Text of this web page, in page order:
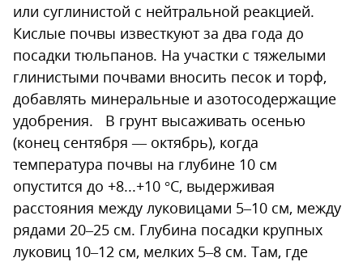
или суглинистой с нейтральной реакцией.
Кислые почвы известкуют за два года до
посадки тюльпанов. На участки с тяжелыми
глинистыми почвами вносить песок и торф,
добавлять минеральные и азотосодержащие
удобрения. В грунт высаживать осенью
(конец сентября — октябрь), когда
температура почвы на глубине 10 см
опустится до +8...+10 °С, выдерживая
расстояния между луковицами 5–10 см, между
рядами 20–25 см. Глубина посадки крупных
луковиц 10–12 см, мелких 5–8 см. Там, где